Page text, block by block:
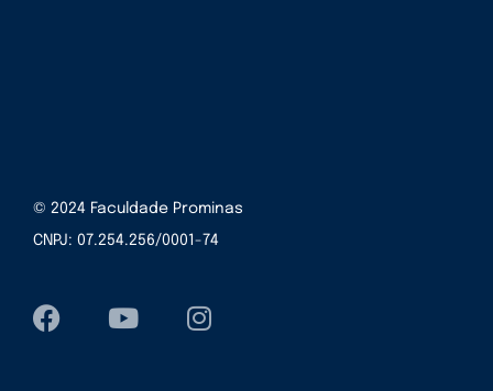
© 2024 Faculdade Prominas
CNPJ: 07.254.256/0001-74